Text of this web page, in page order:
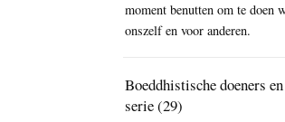
moment benutten om te doen
onszelf en voor anderen.
Boeddhistische doeners
serie (29)